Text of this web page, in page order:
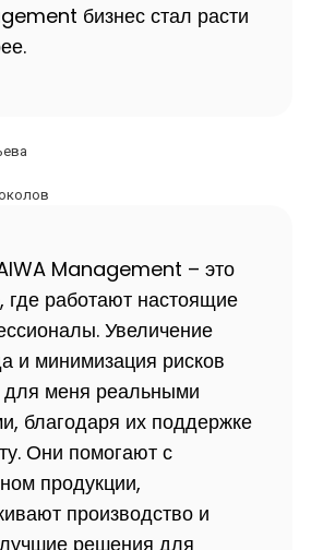
бизнес стал расти
Management – это
где работают настоящие
Увеличение
и минимизация рисков
для меня реальными
благодаря их поддержке
Они помогают с
продукции,
производство и
решения для